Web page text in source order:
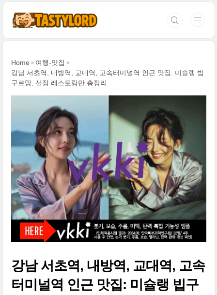
Home
여행-맛집
강남 서초역, 내방역, 교대역, 고속터미널역 인근 맛집: 미슐랭 빕
구르망, 선정 레스토랑만 총정리
강남 서초역, 내방역, 교대역, 고속
터미널역 인근 맛집: 미슐랭 빕구